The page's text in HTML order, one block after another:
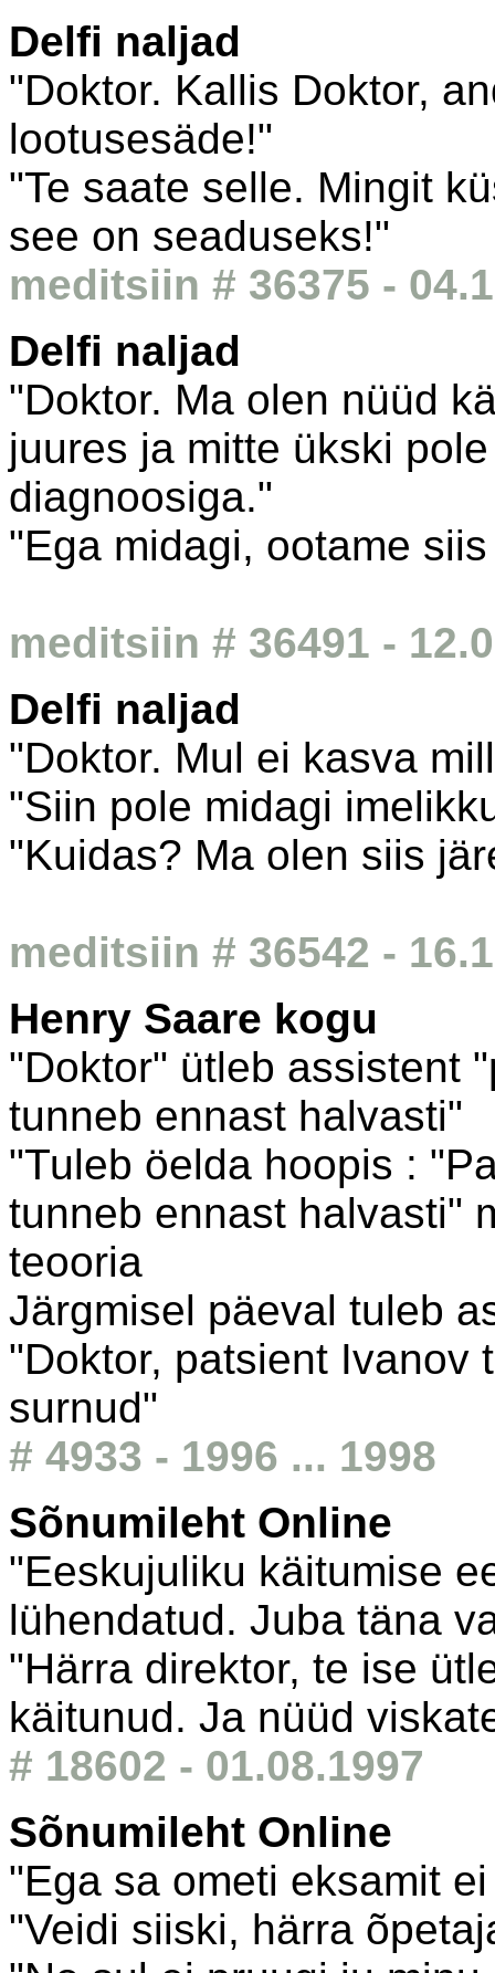
Delfi naljad
"Doktor. Kallis Doktor,
lootusesäde!"
"Te saate selle. Mingit
see on seaduseks!"
meditsiin # 36375 -
Delfi naljad
"Doktor. Ma olen nüüd
juures ja mitte ükski
diagnoosiga."
"Ega midagi, ootame
meditsiin # 36491 -
Delfi naljad
"Doktor. Mul ei kasva
"Siin pole midagi
"Kuidas? Ma olen siis
meditsiin # 36542 -
Henry Saare kogu
"Doktor" ütleb assistent
tunneb ennast halvasti"
"Tuleb öelda hoopis :
tunneb ennast halvasti"
teooria
Järgmisel päeval tuleb
"Doktor, patsient Ivanov
surnud"
# 4933 - 1996 ... 1998
Sõnumileht Online
"Eeskujuliku käitumise
lühendatud. Juba täna
"Härra direktor, te ise
käitunud. Ja nüüd
# 18602 - 01.08.1997
Sõnumileht Online
"Ega sa ometi eksamit
"Veidi siiski, härra